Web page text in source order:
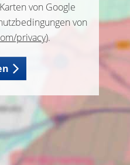
von Google
von
privacy).